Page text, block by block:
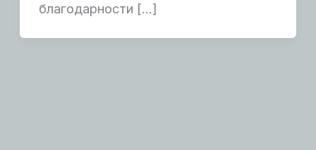
благодарности […]